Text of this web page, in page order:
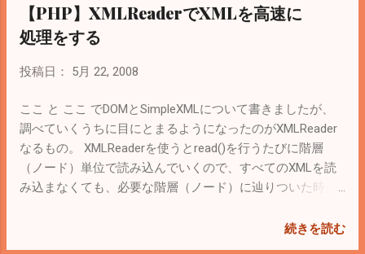
でしょうね？ Googleの ウェブマスター向け
ので過剰なSEO対策として判断された？ 引
かに通報された？ ぐらいかなー とりあえず
SEO対策で会社へのリンクをいっぱい付け
てたのは削除してみました。 それが原因か
は分からないですが、今日になって「se
suganuma」で検索するとちゃんとトップに
るような気はしてます。 一時的なものだと
echo $objDom2->saveXML(); 単純にもう一つDOMドキュメ
ントを作ってコピーしたいノードをcloneNodeを使って追
加しようとしてる。しかし、これだと'Wrong Document
Error'で怒られる・・・。JavaScriptだとできたの
DOMドキュメントに関連づけを変更しないと追加できない
みたい。 修正したコード↓ $objDom2 = new
DOMDocument(); $objDom2->encoding = 'UTF-8'; //文字化け
対策. $objDom2->formatOutput = true; //字下げや空白を考
慮してきれいに整形した出力を行う。. $objNode =
); $objNewNode = $objDom2->importNode( $objAddNode,
【PHP】XMLReaderでXMLを高速に
処理をする
投稿日： 5月 22, 2008
ここ と ここ でDOMとSimpleXMLについて書きましたが、
調べていくうちに目にとまるようになったのがXMLReader
なるもの。 XMLReaderを使うとread()を行うたびに階層
（ノード）単位で読み込んでいくので、すべてのXMLを読
み込まなくても、必要な階層（ノード）に辿りついた時点
場合などメモリの消費を抑えることができ、高速に処理が
続きを読む